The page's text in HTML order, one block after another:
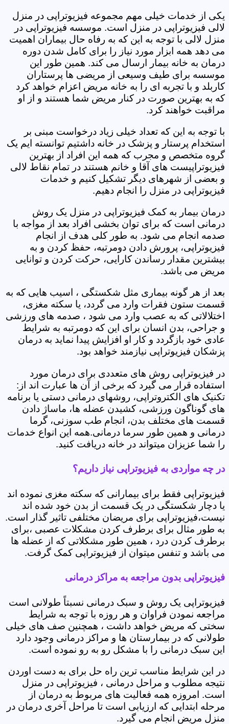
یکی از خدمات خیلی مهم مجموعه فیزیوتراپی در منزل
لالی فیزیوتراپی در منزل است. موسسه فیزیوتراپی در
منزل لالی با توجه به این که به رفاه حال بیماران اهمیت
می دهد همه ابزار مورد نیاز را برای کامل شدن دوره
درمان به خانه بیمار ارسال می کند. همین طور این
موسسه برای طیف وسیعی از مریضی ها پرستاران
کاربلد و با تجربه ای را به خانه مریض اعزام خواهد کرد
که به بهترین صورت در کنار مریض شما هستند و از او
مراقبت خواهند کرد.
با توجه به این که تعداد خیلی زیاد درخواست مبنی بر
استخدام پرستار و پزشک در خانه داشتیم توانسته ایم یک
گروه متخصص و مجرب که همه این افراد از بهترین
فیزیوتراپیست های آقا و خانم هستند در تمام نقاط لالی
و بعضی از شهرهای دیگر تشکیل کنیم و خدمات
فیزیوتراپی در منزل را انجام دهیم.
درمان بیمار به کمک فیزیوتراپی در منزل یک روش
درمانی است که برای توان بخشی افراد بعد از مواجه با
صدمه انجام می شود. به طور کلی هدف از انجام
فیزیوتراپی، پرورش دادن دومرتبه، حفظ کردن و به
بیشترین مقدار رساندن کارایی، حرکت کردن و توانایی
مریض می باشد.
بعد از هر گونه بیماری مثل شکستگی ، اسیب هایی که به
قسمت ستون فقرات وارد می گردد، یا سکته مغزی،
اختلالاتی که به عصب وارد می شود ، صدمه های ورزشی
و جراحی، بدن انسان برای این که دومرتبه به شرایط
عادی خود بازگردد و کار او افزایش پیدا نماید به درمان
پزشکان فیزیوتراپی نیازمند خواهد بود.
در فیزیوتراپی روش های متعددی برای درمان مورد
استفاده قرار می گیرد که برخی از آن ها عبارت اند از:
تکنیک های الکتروتراپی، روشهای درمانی دستی یا برنامه
های گوناگون ورزشی، کشیدن عضله ها، ماساژ دادن
قسمت های مختلف بدن، انجام طب سوزنی، گرما
درمانی و همین طور سرما درمانی.همه این انواع خدمات
را شما عزیزان میتواند در خانه دریافت کنید.
در چه مواردی به فیزیوتراپی نیاز داریم؟
فیزیوتراپی فقط برای بیمارانی که سکته مغزی نموده اند
یا دچار شکستگی در یک قسمت از بدن خود شده اند
نیست،فیزیوتراپی برای مریضان مختلفی تاثیر گذار است.
به طور مثال برای برطرف کردن مشکلات عصبی ،برای
برطرف کردن درد ، همین طور مشکلاتی که از عضله ها
می باشد و تنفس میتوان از فیزیوتراپی کمک گرفت.
فیزیوتراپی بدون مراجعه به مراکز درمانی
فیزیوتراپی یک روش و سبک درمانی نسبتاً طولانی است
مراجعه نمودن فراوان و هر روزه با توجه به شرایط
سختی که مریض خواهد داشت ، همچنین صف های خیلی
طولانی که در بیمارستان ها و مراکز درمانی وجود دارد
این سبک درمانی را با مشکل رو به رو نموده است.
در این شرایط مناسب ترین راه حل برای به دست اوردن
نتیجه مطلوب و مراحل درمانی ، فیزیوتراپی در منزل
است. امروزه همه فعالیت های مربوط به درمان از
مرحله ابتدایی که ارزیابی است تا مراحل آخری درمان در
منزل مریض انجام می گیرد.